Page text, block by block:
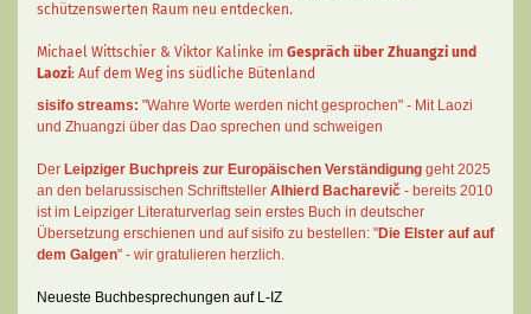
schützenswerten Raum neu entdecken.
Michael Wittschier & Viktor Kalinke im Gespräch über Zhuangzi und
Laozi: Auf dem Weg ins südliche Bütenland
sisifo streams: "Wahre Worte werden nicht gesprochen" - Mit Laozi
und Zhuangzi über das Dao sprechen und schweigen
Der Leipziger Buchpreis zur Europäischen Verständigung geht 2025
an den belarussischen Schriftsteller Alhierd Bacharevič - bereits 2010
ist im Leipziger Literaturverlag sein erstes Buch in deutscher
Übersetzung erschienen und auf sisifo zu bestellen: "Die Elster auf auf
dem Galgen" - wir gratulieren herzlich.
Neueste Buchbesprechungen auf L-IZ